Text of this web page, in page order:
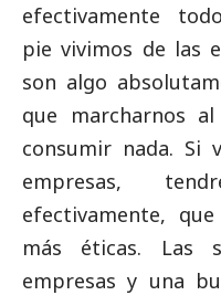
efectivamente
pie vivimos de las
son algo
que marcharnos
consumir nada. Si
empresas,
efectivamente,
más éticas. Las
empresas y una